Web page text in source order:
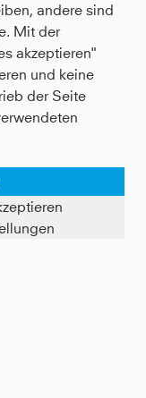
andere sind
Mit der
akzeptieren"
und keine
der Seite